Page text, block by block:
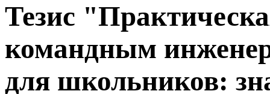
Тезис
командным
для школьников: